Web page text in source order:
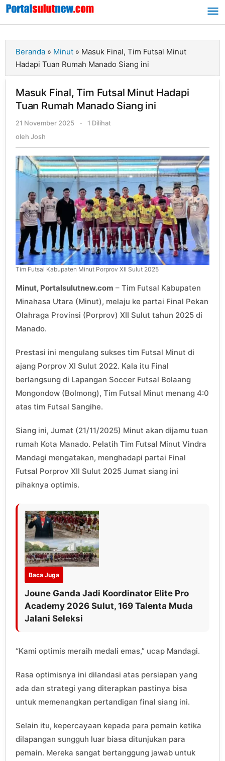
Lewati
Beranda » Minut » Masuk Final, Tim Futsal Minut
Hadapi Tuan Rumah Manado Siang ini
Masuk Final, Tim Futsal Minut Hadapi
Tuan Rumah Manado Siang ini
21 November 2025
oleh
-
1 Dilihat
oleh Josh
Tim Futsal Kabupaten Minut Porprov XII Sulut 2025
Minut, Portalsulutnew.com – Tim Futsal Kabupaten
Minahasa Utara (Minut), melaju ke partai Final Pekan
Olahraga Provinsi (Porprov) XII Sulut tahun 2025 di
Manado.
Prestasi ini mengulang sukses tim Futsal Minut di
ajang Porprov XI Sulut 2022. Kala itu Final
berlangsung di Lapangan Soccer Futsal Bolaang
Mongondow (Bolmong), Tim Futsal Minut menang 4:0
atas tim Futsal Sangihe.
Siang ini, Jumat (21/11/2025) Minut akan dijamu tuan
rumah Kota Manado. Pelatih Tim Futsal Minut Vindra
Mandagi mengatakan, menghadapi partai Final
Futsal Porprov XII Sulut 2025 Jumat siang ini
pihaknya optimis.
Baca Juga
Joune Ganda Jadi Koordinator Elite Pro
Academy 2026 Sulut, 169 Talenta Muda
Jalani Seleksi
“Kami optimis meraih medali emas,” ucap Mandagi.
Rasa optimisnya ini dilandasi atas persiapan yang
ada dan strategi yang diterapkan pastinya bisa
untuk memenangkan pertandigan final siang ini.
Selain itu, kepercayaan kepada para pemain ketika
dilapangan sungguh luar biasa ditunjukan para
pemain. Mereka sangat bertanggung jawab untuk